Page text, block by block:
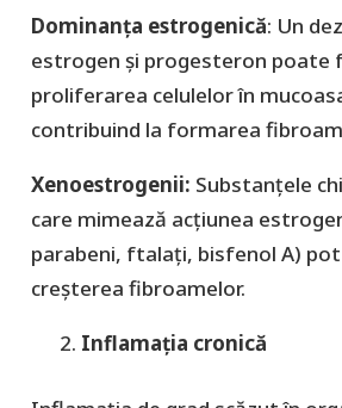
Dominanța estrogenică: Un
estrogen și progesteron poate
proliferarea celulelor în
contribuind la formarea
Xenoestrogenii: Substanțele
care mimează acțiunea
parabeni, ftalați, bisfenol A)
creșterea fibroamelor.
Inflamația cronică